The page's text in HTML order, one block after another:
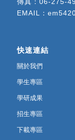
EMAIL：
快速連結
關於我們
學生專區
學研成果
招生專區
下載專區